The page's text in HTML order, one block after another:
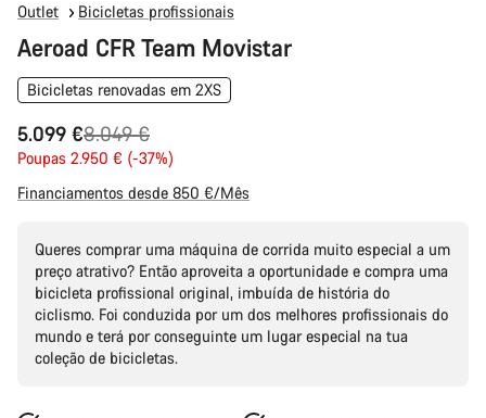
Outlet Bicicletas profissionais
Aeroad CFR Team Movistar
Bicicletas renovadas em 2XS
5.099 €
Preço
Original
8.049 €
Poupas 2.950 € (-37%)
Financiamentos desde 850 €/Mês
Queres comprar uma máquina de corrida muito especial a um
preço atrativo? Então aproveita a oportunidade e compra uma
bicicleta profissional original, imbuída de história do
ciclismo. Foi conduzida por um dos melhores profissionais do
mundo e terá por conseguinte um lugar especial na tua
coleção de bicicletas.